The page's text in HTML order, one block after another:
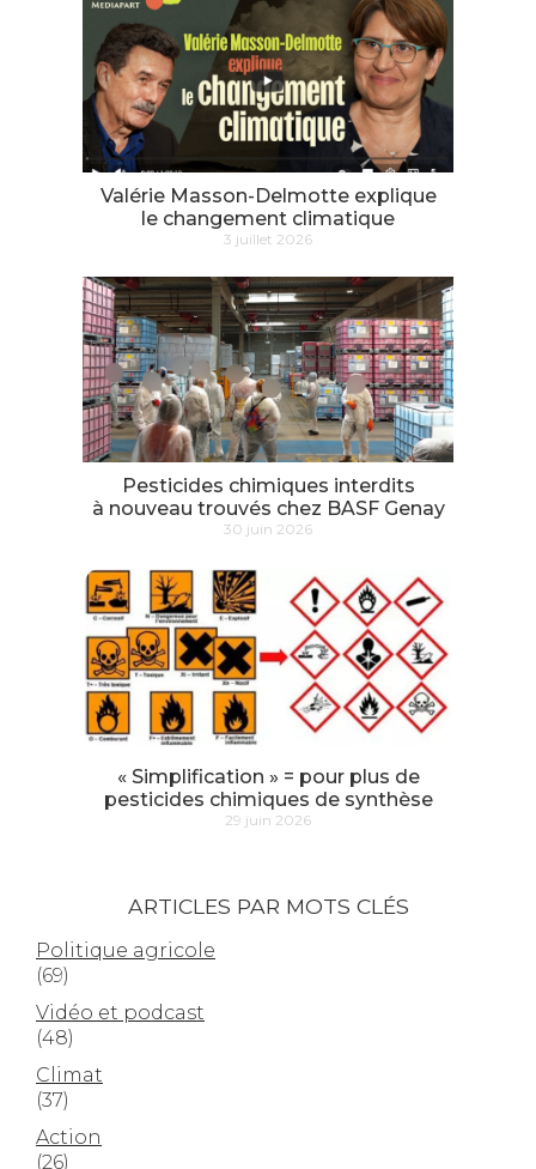
Valérie Masson-Delmotte explique
le changement climatique
3 juillet 2026
Pesticides chimiques interdits
à nouveau trouvés chez BASF Genay
30 juin 2026
« Simplification » = pour plus de
pesticides chimiques de synthèse
29 juin 2026
ARTICLES PAR MOTS CLÉS
Politique agricole
(69)
Vidéo et podcast
(48)
Climat
(37)
Action
(26)